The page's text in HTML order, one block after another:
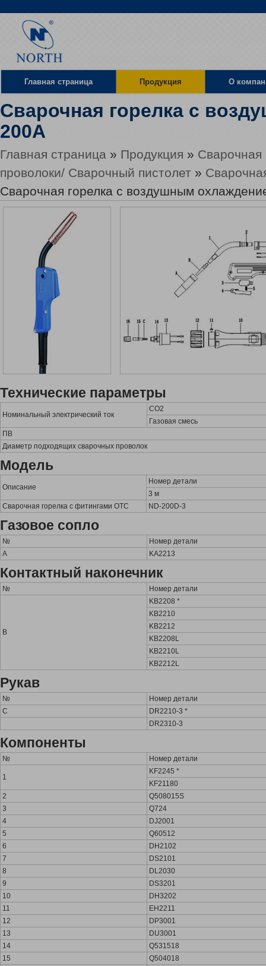
Главная страница Продукция О
Местоположение
Сварочная горелка с
200A
Главная страница » Продукция » Сварочная
проволоки/ Сварочный пистолет »
Сварочная горелка с воздушным
Технические параметры
Номинальный электрический ток
CO2
Газовая смесь
ПВ
Диаметр подходящих сварочных проволок
Модель
Описание
Номер детали
3 м
Сварочная горелка с фитингами OTC
ND-200D-3
Газовое сопло
№
Номер детали
A
KA2213
Контактный наконечник
№ Номер детали
B
KB2208 *
KB2210
KB2212
KB2208L
KB2210L
KB2212L
Рукав
№
Номер детали
C
DR2210-3 *
DR2310-3
Компоненты
№ Номер детали
1
KF2245 *
KF21180
2
Q508015S
3
Q724
4
DJ2001
5
Q60512
6
DH2102
7
DS2101
8
DL2030
9
DS3201
10
DH3202
11
EH2211
12
DP3001
13
DU3001
14
Q531518
15
Q504018